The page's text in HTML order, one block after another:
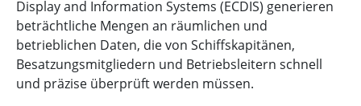
Display and Information Systems (ECDIS) generieren
beträchtliche Mengen an räumlichen und
betrieblichen Daten, die von Schiffskapitänen,
Besatzungsmitgliedern und Betriebsleitern schnell
und präzise überprüft werden müssen.